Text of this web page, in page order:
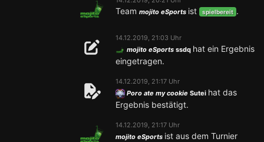
Team mojito eSports ist spielbereit .
14.12.2019, 21:03 Uhr
mojito eSports ssdq hat ein Ergebnis
eingetragen.
14.12.2019, 21:17 Uhr
Poro ate my cookie Sutei hat das
Ergebnis bestätigt.
14.12.2019, 21:17 Uhr
mojito eSports ist aus dem Turnier